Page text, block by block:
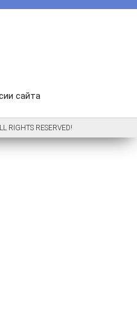
сайта
RIGHTS RESERVED!